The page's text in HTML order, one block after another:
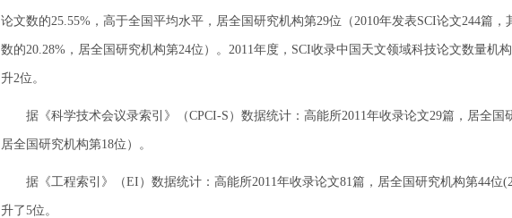
论文数的25.55%，高于全国平均水平，居全国研究机构第29位（2010年发表SCI论文244篇
数的20.28%，居全国研究机构第24位）。2011年度，SCI收录中国天文领域科技论文数量机
升2位。
据《科学技术会议录索引》（CPCI-S）数据统计：高能所2011年收录论文29篇，居全国
居全国研究机构第18位）。
据《工程索引》（EI）数据统计：高能所2011年收录论文81篇，居全国研究机构第44位
升了5位。